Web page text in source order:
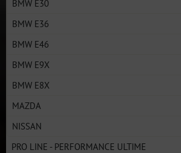
BMW E30
BMW E36
BMW E46
BMW E9X
BMW E8X
MAZDA
NISSAN
PRO LINE - PERFORMANCE ULTIME